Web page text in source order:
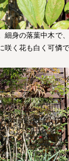
細身の落葉中木で
く花も白く可憐